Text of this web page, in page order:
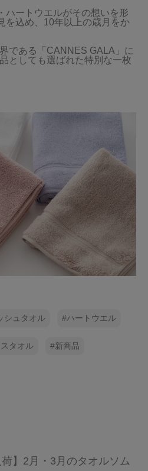
ハートウエルがその想いを形
を込め、10年以上の歳月をか
である「CANNES GALA」に
としても選ばれた特別な一枚
シュタオル ハートウエル
タオル 新商品
】2月・3月のタオルソム